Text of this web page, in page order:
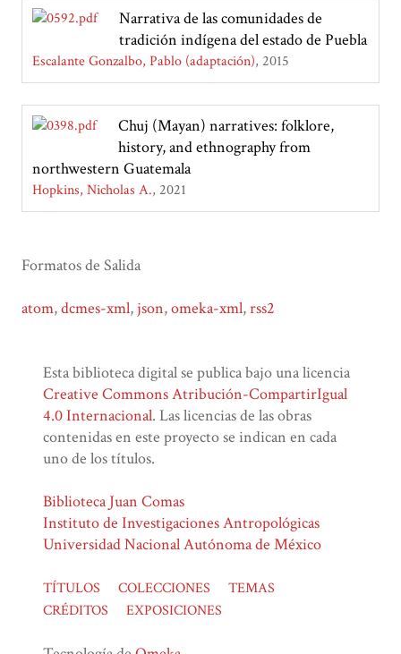
Narrativa de las comunidades de
tradición indígena del estado de Puebla
Escalante Gonzalbo, Pablo (adaptación) 2015
Chuj (Mayan) narratives: folklore,
history, and ethnography from
northwestern Guatemala
Hopkins, Nicholas A. 2021
Formatos de Salida
atom,dcmes-xml, json,omeka-xml,rss2
Esta biblioteca digital se publica bajo una licencia
Creative Commons Atribución-CompartirIgual
4.0 Internacional. Las licencias de las obras
contenidas en este proyecto se indican en cada
uno de los títulos.
Biblioteca Juan Comas
Instituto de Investigaciones Antropológicas
Universidad Nacional Autónoma de México
TÍTULOS COLECCIONES
TEMAS
CRÉDITOS
EXPOSICIONES